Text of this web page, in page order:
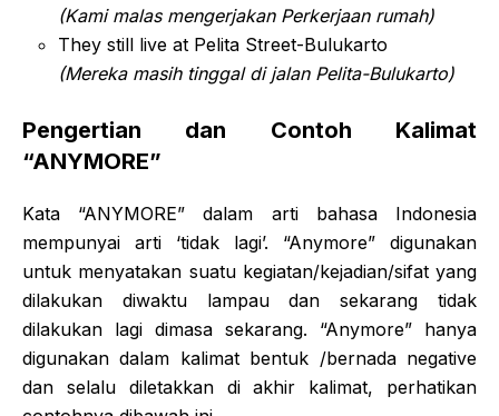
(Kami malas mengerjakan Perkerjaan rumah)
They still live at Pelita Street-Bulukarto
(Mereka masih tinggal di jalan Pelita-Bulukarto)
Pengertian dan Contoh Kalimat
“ANYMORE”
Kata “ANYMORE” dalam arti bahasa Indonesia
mempunyai arti ‘tidak lagi’. “Anymore” digunakan
untuk menyatakan suatu kegiatan/kejadian/sifat yang
dilakukan diwaktu lampau dan sekarang tidak
dilakukan lagi dimasa sekarang. “Anymore” hanya
digunakan dalam kalimat bentuk /bernada negative
dan selalu diletakkan di akhir kalimat, perhatikan